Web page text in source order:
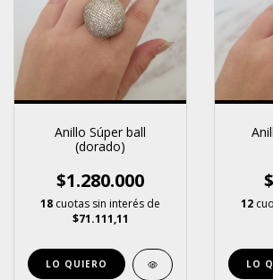
Anillo Súper ball
(dorado)
$1.280.000
18 cuotas sin interés de
$71.111,11
LO QUIERO
12
LO